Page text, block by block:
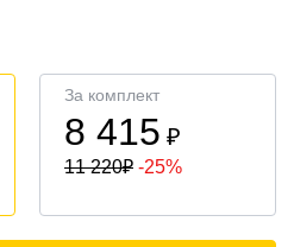
За комплект
8 415 ₽
11 220₽ -25%